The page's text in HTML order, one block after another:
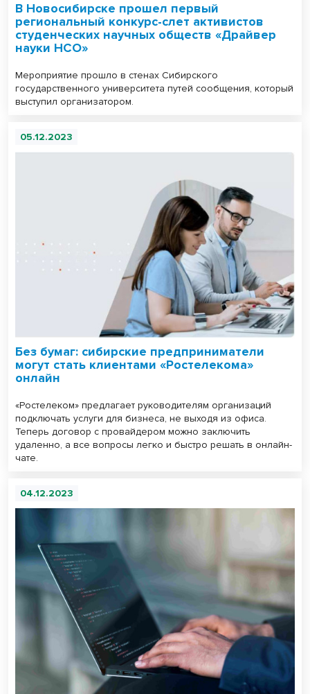
В Новосибирске прошел первый
региональный конкурс-слет активистов
студенческих научных обществ «Драйвер
науки НСО»
Мероприятие прошло в стенах Сибирского
государственного университета путей сообщения, который
выступил организатором.
05.12.2023
Без бумаг: сибирские предприниматели
могут стать клиентами «Ростелекома»
онлайн
«Ростелеком» предлагает руководителям организаций
подключать услуги для бизнеса, не выходя из офиса.
Теперь договор с провайдером можно заключить
удаленно, а все вопросы легко и быстро решать в онлайн-
чате.
04.12.2023